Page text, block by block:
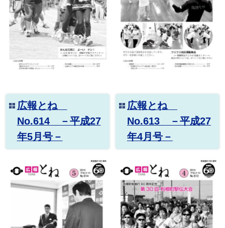
広報とね
No.614 －平成27
年5月号－
広報とね
No.613 －平成27
年4月号－